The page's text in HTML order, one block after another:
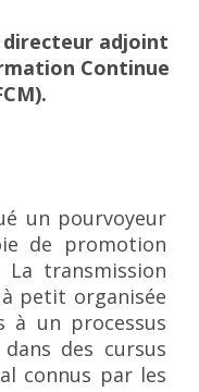
directeur adjoint
Continue
un pourvoyeur
de promotion
transmission
petit organisée
à un processus
des cursus
connus par les